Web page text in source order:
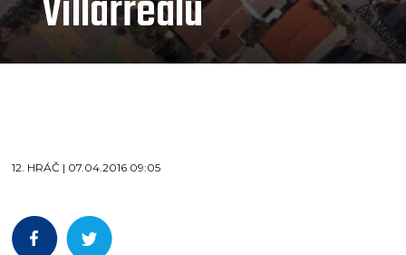
12. HRÁČ | 07.04.2016 09:05